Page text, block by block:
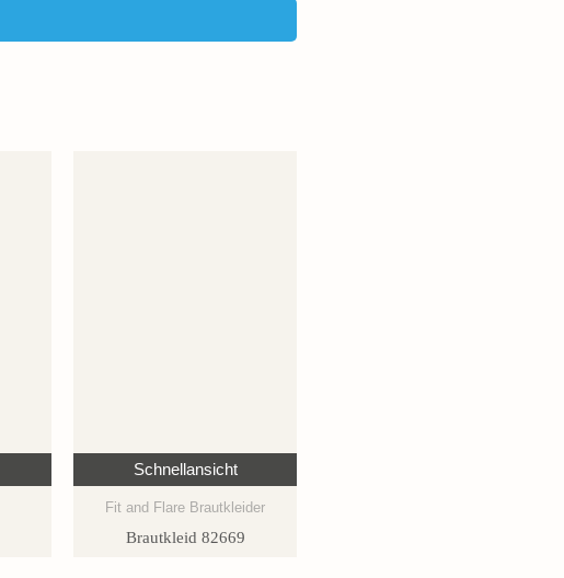
Schnellansicht
Fit and Flare Brautkleider
Brautkleid 82669